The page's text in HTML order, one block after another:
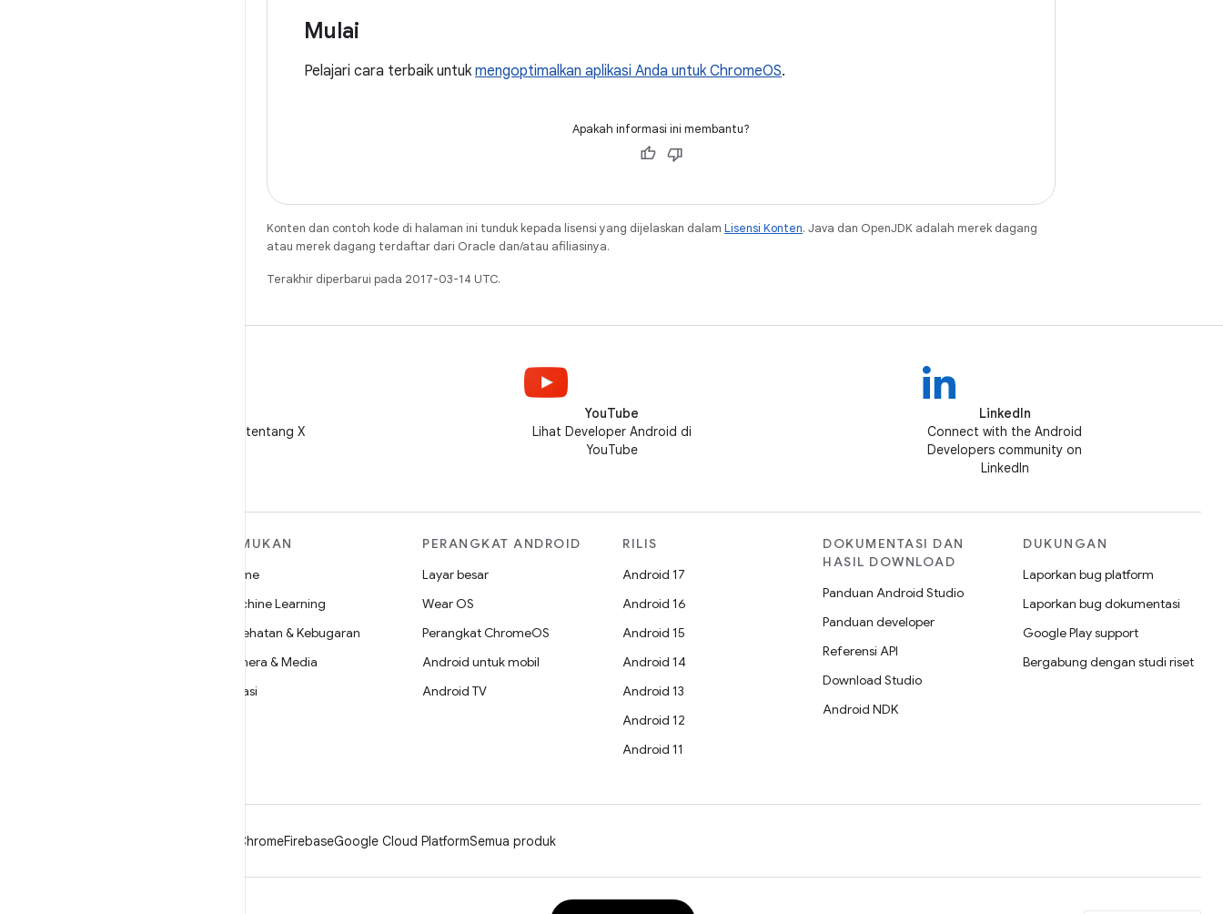
Mulai
Pelajari cara terbaik untuk mengoptimalkan aplikasi Anda untuk ChromeOS.
Apakah informasi ini membantu?
Konten dan contoh kode di halaman ini tunduk kepada lisensi yang dijelaskan dalam Lisensi Konten. Java dan OpenJDK adalah merek dagang
atau merek dagang terdaftar dari Oracle dan/atau afiliasinya.
Terakhir diperbarui pada 2017-03-14 UTC.
Ikuti @AndroidDev tentang X
YouTube
Lihat Developer Android di
YouTube
LinkedIn
Connect with the Android
Developers community on
LinkedIn
TEMUKAN
Game
Machine Learning
Kesehatan & Kebugaran
Kamera & Media
Privasi
PERANGKAT ANDROID
Layar besar
Wear OS
Perangkat ChromeOS
Android untuk mobil
Android TV
RILIS
Android 17
Android 16
Android 15
Android 14
Android 13
Android 12
Android 11
DOKUMENTASI DAN
HASIL DOWNLOAD
Panduan Android Studio
Panduan developer
Referensi API
Download Studio
Android NDK
DUKUNGAN
Laporkan bug platform
Laporkan bug dokumentasi
Google Play support
Bergabung dengan studi riset
ChromeFirebaseGoogle Cloud PlatformSemua produk